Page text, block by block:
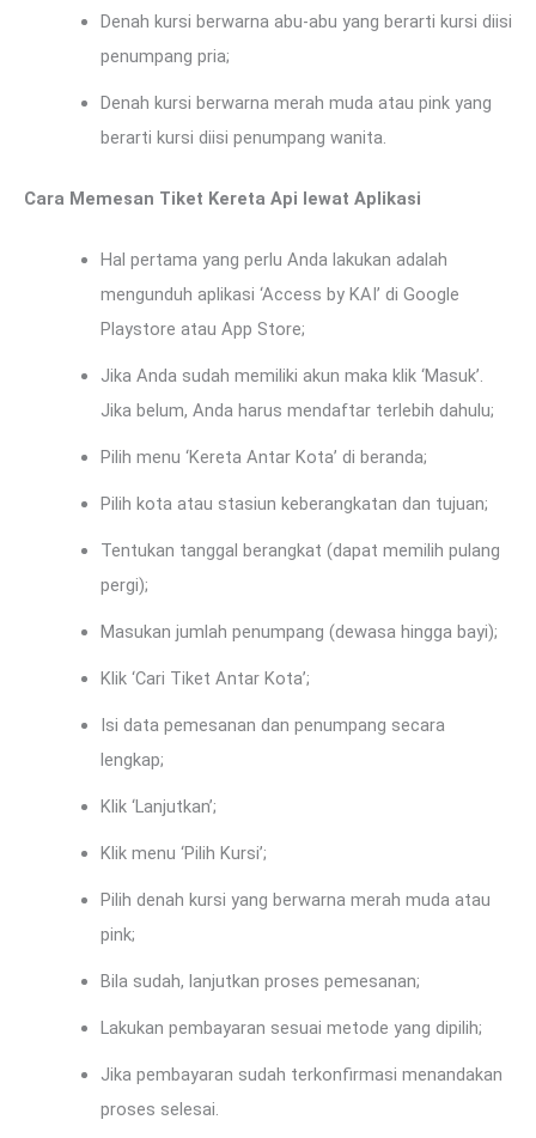
Denah kursi berwarna abu-abu yang berarti kursi diisi
penumpang pria;
Denah kursi berwarna merah muda atau pink yang
berarti kursi diisi penumpang wanita.
Cara Memesan Tiket Kereta Api lewat Aplikasi
Hal pertama yang perlu Anda lakukan adalah
mengunduh aplikasi ‘Access by KAI’ di Google
Playstore atau App Store;
Jika Anda sudah memiliki akun maka klik ‘Masuk’.
Jika belum, Anda harus mendaftar terlebih dahulu;
Pilih menu ‘Kereta Antar Kota’ di beranda;
Pilih kota atau stasiun keberangkatan dan tujuan;
Tentukan tanggal berangkat (dapat memilih pulang
pergi);
Masukan jumlah penumpang (dewasa hingga bayi);
Klik ‘Cari Tiket Antar Kota’;
Isi data pemesanan dan penumpang secara
lengkap;
Klik ‘Lanjutkan’;
Klik menu ‘Pilih Kursi’;
Pilih denah kursi yang berwarna merah muda atau
pink;
Bila sudah, lanjutkan proses pemesanan;
Lakukan pembayaran sesuai metode yang dipilih;
Jika pembayaran sudah terkonfirmasi menandakan
proses selesai.